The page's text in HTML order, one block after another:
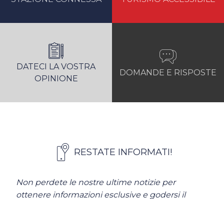
DATECI LA VOSTRA
OPINIONE
DOMANDE E RISPOSTE
RESTATE INFORMATI!
Non perdete le nostre ultime notizie per
ottenere informazioni esclusive e godersi il